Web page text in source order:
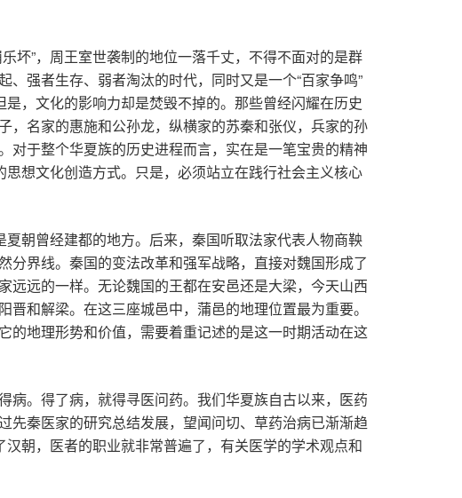
坏”，周王室世袭制的地位一落千丈，不得不面对的是群
强者生存、弱者淘汰的时代，同时又是一个“百家争鸣”
，文化的影响力却是焚毁不掉的。那些曾经闪耀在历史
，名家的惠施和公孙龙，纵横家的苏秦和张仪，兵家的孙
对于整个华夏族的历史进程而言，实在是一笔宝贵的精神
想文化创造方式。只是，必须站立在践行社会主义核心
朝曾经建都的地方。后来，秦国听取法家代表人物商鞅
界线。秦国的变法改革和强军战略，直接对魏国形成了
远的一样。无论魏国的王都在安邑还是大梁，今天山西
和解梁。在这三座城邑中，蒲邑的地理位置最为重要。
的地理形势和价值，需要着重记述的是这一时期活动在这
病。得了病，就得寻医问药。我们华夏族自古以来，医药
秦医家的研究总结发展，望闻问切、草药治病已渐渐趋
朝，医者的职业就非常普遍了，有关医学的学术观点和